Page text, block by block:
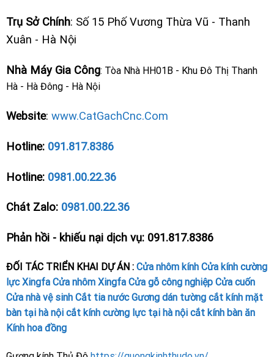
Trụ Sở Chính: Số 15 Phố Vương Thừa Vũ - Thanh
Xuân - Hà Nội
Nhà Máy Gia Công: Tòa Nhà HH01B - Khu Đô Thị Thanh
Hà - Hà Đông - Hà Nội
Website: www.CatGachCnc.Com
Hotline: 091.817.8386
Hotline: 0981.00.22.36
Chát Zalo: 0981.00.22.36
Phản hồi - khiếu nại dịch vụ: 091.817.8386
ĐỐI TÁC TRIỂN KHAI DỰ ÁN : Cửa nhôm kính Cửa kính cường
lực Xingfa Cửa nhôm Xingfa Cửa gỗ công nghiệp Cửa cuốn
Cửa nhà vệ sinh Cắt tia nước Gương dán tường cắt kính mặt
bàn tại hà nội cắt kính cường lực tại hà nội cắt kính bàn ăn
Kính hoa đồng